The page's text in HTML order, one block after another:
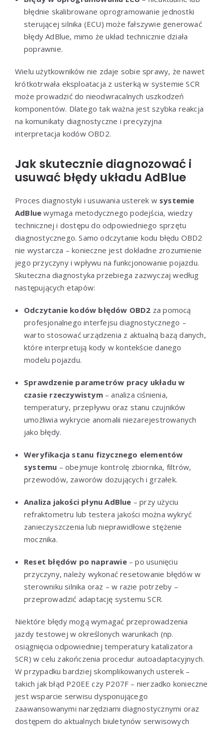
błędnie skalibrowane oprogramowanie jednostki
sterującej silnika (ECU) może fałszywie generować
błędy AdBlue, mimo że układ technicznie działa
poprawnie.
Wielu użytkowników nie zdaje sobie sprawy, że nawet
krótkotrwała eksploatacja z usterką w systemie SCR
może prowadzić do nieodwracalnych uszkodzeń
komponentów. Dlatego tak ważna jest szybka reakcja
na komunikaty diagnostyczne i precyzyjna
interpretacja kodów OBD2.
Jak skutecznie diagnozować i
usuwać błędy układu AdBlue
Proces diagnostyki i usuwania usterek w systemie
AdBlue wymaga metodycznego podejścia, wiedzy
technicznej i dostępu do odpowiedniego sprzętu
diagnostycznego. Samo odczytanie kodu błędu OBD2
nie wystarcza – konieczne jest dokładne zrozumienie
jego przyczyny i wpływu na funkcjonowanie pojazdu.
Skuteczna diagnostyka przebiega zazwyczaj według
następujących etapów:
Odczytanie kodów błędów OBD2 za pomocą
profesjonalnego interfejsu diagnostycznego –
warto stosować urządzenia z aktualną bazą danych,
które interpretują kody w kontekście danego
modelu pojazdu.
Sprawdzenie parametrów pracy układu w
czasie rzeczywistym– analiza ciśnienia,
temperatury, przepływu oraz stanu czujników
umożliwia wykrycie anomalii niezarejestrowanych
jako błędy.
Weryfikacja stanu fizycznego elementów
systemu – obejmuje kontrolę zbiornika, filtrów,
przewodów, zaworów dozujących i grzałek.
Analiza jakości płynu AdBlue – przy użyciu
refraktometru lub testera jakości można wykryć
zanieczyszczenia lub nieprawidłowe stężenie
mocznika.
Reset błędów po naprawie– po usunięciu
przyczyny, należy wykonać resetowanie błędów w
sterowniku silnika oraz – w razie potrzeby –
przeprowadzić adaptację systemu SCR.
Niektóre błędy mogą wymagać przeprowadzenia
jazdy testowej w określonych warunkach (np.
osiągnięcia odpowiedniej temperatury katalizatora
SCR) w celu zakończenia procedur autoadaptacyjnych.
W przypadku bardziej skomplikowanych usterek –
takich jak błąd P20EE czy P207F – nierzadko konieczne
jest wsparcie serwisu dysponującego
zaawansowanymi narzędziami diagnostycznymi oraz
dostępem do aktualnych biuletynów serwisowych